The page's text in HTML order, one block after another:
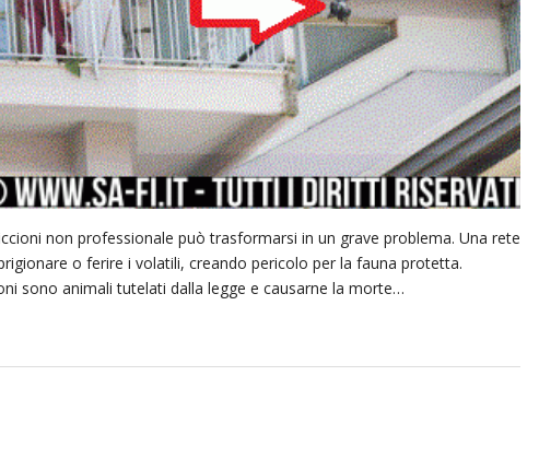
non professionale può trasformarsi in un grave problema. Una rete
o ferire i volatili, creando pericolo per la fauna protetta.
sono animali tutelati dalla legge e causarne la morte…